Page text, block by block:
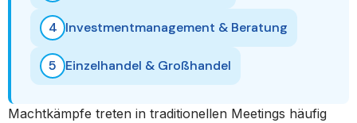
4 Investmentmanagement & Beratung
5 Einzelhandel & Großhandel
Machtkämpfe treten in traditionellen Meetings häufig